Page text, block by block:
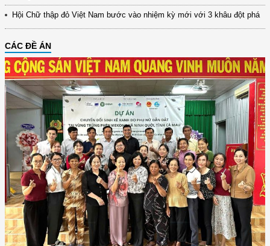
Hội Chữ thập đỏ Việt Nam bước vào nhiệm kỳ mới với 3 khâu đột phá
CÁC ĐỀ ÁN